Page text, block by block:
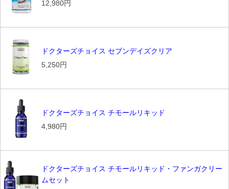
12,980円
ドクターズチョイス セブンデイズクリア
5,250円
ドクターズチョイス チモールリキッド
4,980円
ドクターズチョイス チモールリキッド・ファンガクリー
ムセット